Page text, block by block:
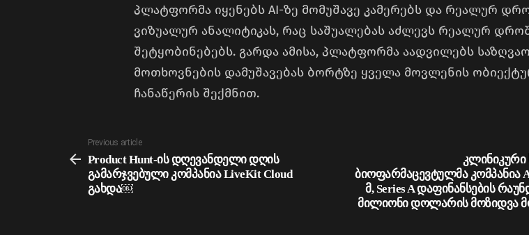
პლატფორმა იყენებს AI-ზე მომუშავე კამერებს და რეალურ
ვიზუალურ ანალიტიკას, რაც საშუალებას აძლევს რეალურ
შეტყობინებებს. გარდა ამისა, პლატფორმა აადვილებს საზღვაო
მოთხოვნების დამუშავებას ბორტზე ყველა მოვლენის
ჩანაწერის შექმნით.
more
Previous article
Product Hunt-ის დღევანდელი დღის
გამარჯვებული კომპანია LiveKit Cloud
გახდა￼
კლინიკური
ბიოფარმაცევტულმა კომპანია
მ, Series A დაფინანსების
მილიონი დოლარის მოზიდვა